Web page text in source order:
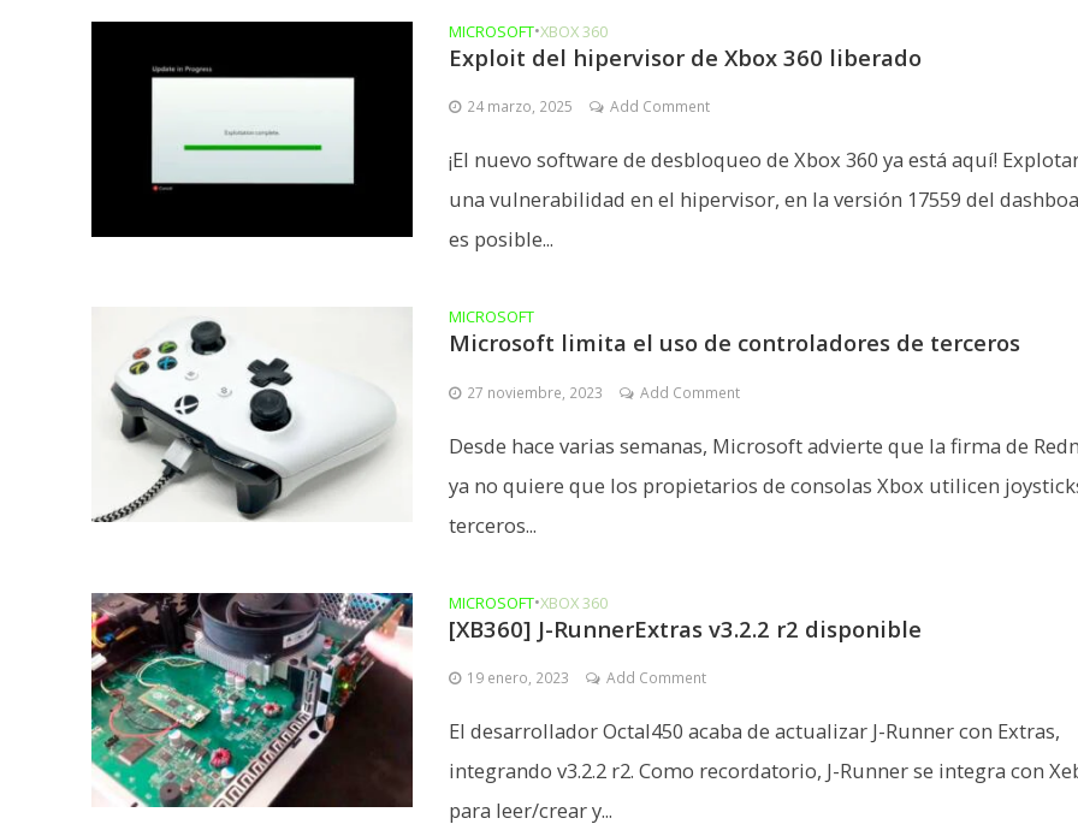
MICROSOFT•XBOX 360
Exploit del hipervisor de Xbox 360 liberado
24 marzo, 2025 Add Comment
¡El nuevo software de desbloqueo de Xbox 360 ya está aquí!
una vulnerabilidad en el hipervisor, en la versión 17559 del
es posible...
MICROSOFT
Microsoft limita el uso de controladores de terceros
27 noviembre, 2023 Add Comment
Desde hace varias semanas, Microsoft advierte que la firma de
ya no quiere que los propietarios de consolas Xbox utilicen
terceros...
MICROSOFT•XBOX 360
[XB360] J-RunnerExtras v3.2.2 r2 disponible
19 enero, 2023 Add Comment
El desarrollador Octal450 acaba de actualizar J-Runner con Extras,
integrando v3.2.2 r2. Como recordatorio, J-Runner se integra con
para leer/crear y...